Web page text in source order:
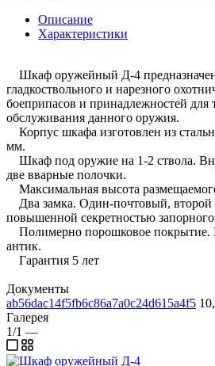
Описание
Характеристики
Шкаф оружейный Д-4
гладкоствольного и нарезного
боеприпасов и принадлежностей для
обслуживания данного оружия.
Корпус шкафа изготовлен из
мм.
Шкаф под оружие на 1-2 ствола.
две вварные полочки.
Максимальная высота
Два замка. Один-почтовый,
повышенной секретностью
Полимерно порошковое покрытие.
антик.
Гарантия 5 лет
Документы
ab56dac14f5fb6c86a7a0c24d615a4f5
Галерея
1/1 —